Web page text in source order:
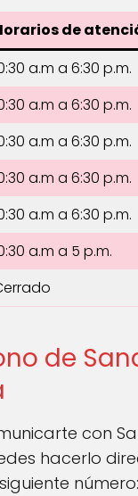
de
a.m a 6:30 p.m.
a.m a 6:30 p.m.
a.m a 6:30 p.m.
a.m a 6:30 p.m.
a.m a 6:30 p.m.
a.m a 5 p.m.
de
con
hacerlo
número: